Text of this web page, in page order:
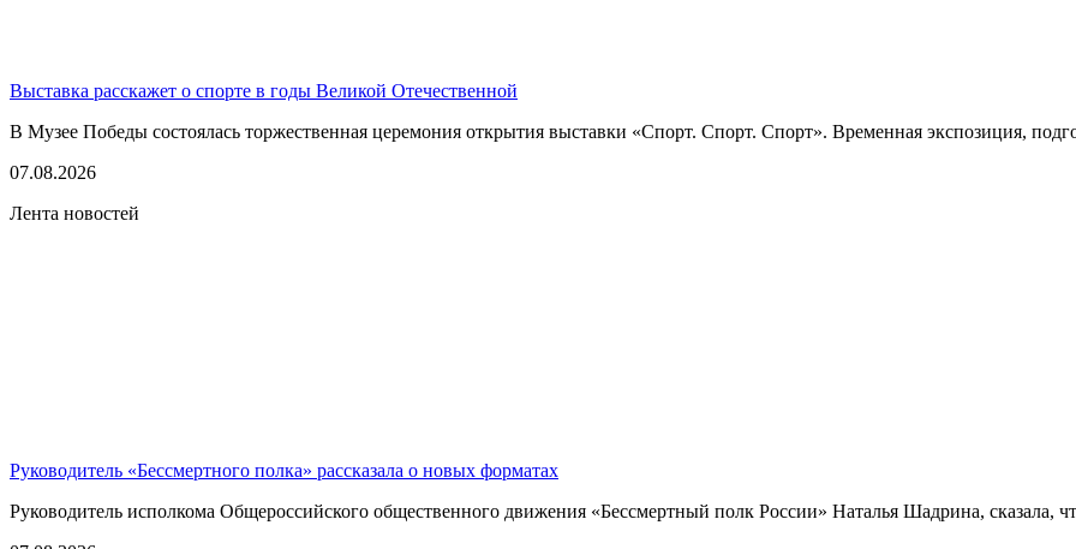
Выставка расскажет о спорте в годы Великой Отечественной
В Музее Победы состоялась торжественная церемония открытия выставки «Спорт. Спорт. Спорт». Временная экспозиция,
07.08.2026
Лента новостей
Руководитель «Бессмертного полка» рассказала о новых форматах
Руководитель исполкома Общероссийского общественного движения «Бессмертный полк России» Наталья Шадрина, сказала,